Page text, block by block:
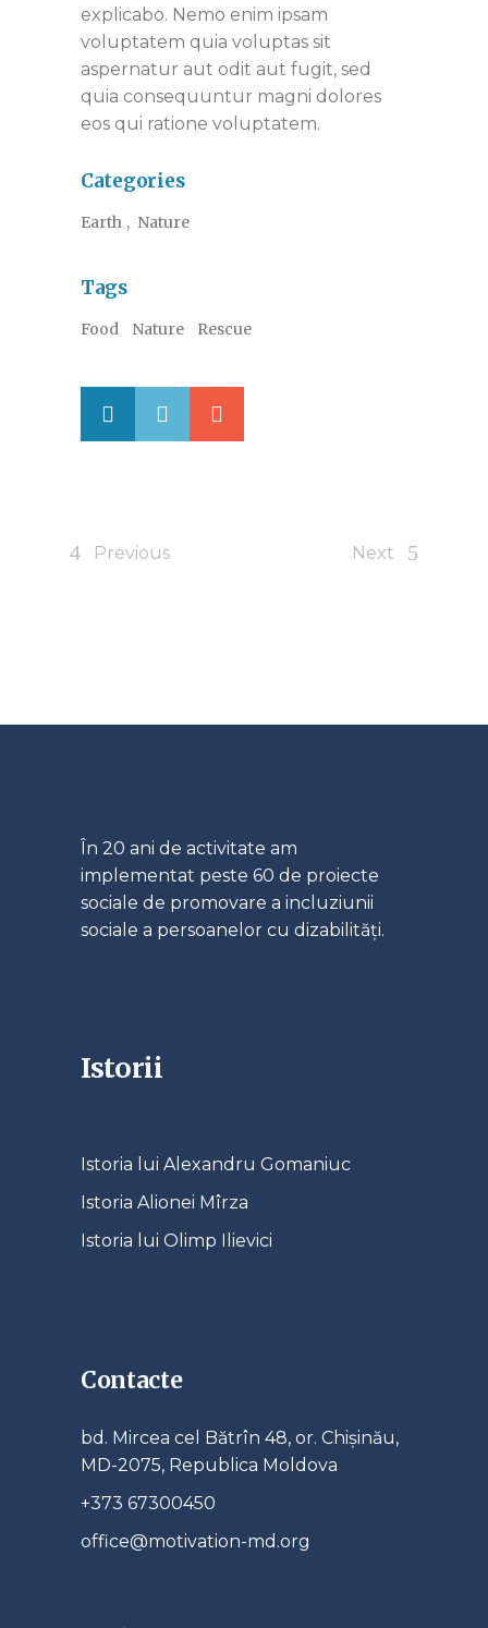
explicabo. Nemo enim ipsam
voluptatem quia voluptas sit
aspernatur aut odit aut fugit, sed
quia consequuntur magni dolores
eos qui ratione voluptatem.
Categories
Earth Nature
Tags
Food Nature Rescue
Previous Next
În 20 ani de activitate am
implementat peste 60 de proiecte
sociale de promovare a incluziunii
sociale a persoanelor cu dizabilități.
Istorii
Istoria lui Alexandru Gomaniuc
Istoria Alionei Mîrza
Istoria lui Olimp Ilievici
Contacte
bd. Mircea cel Bătrîn 48, or. Chișinău,
MD-2075, Republica Moldova
+373 67300450
office@motivation-md.org